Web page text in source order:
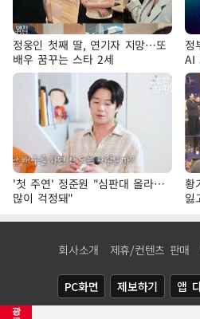
광
정웅인 첫째 딸, 연기자 지망…또
배우 꿈꾸는 스타 2세
정
AI
'첫 주연' 정준원 "심판대 올라…
많이 걱정돼"
황
잃
회사소개 제휴/컨텐츠 판매
PC화면 제보하기 앱